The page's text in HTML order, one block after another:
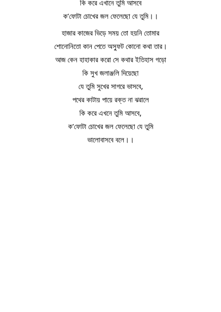
কি করে এখানে তুমি আসবে
ক’ফোটা চোখের জল ফেলেছো যে তুমি।।
হাজার কাজের ভিড়ে সময় তো হয়নি তোমার
শোনোনিতো কান পেতে অস্ফুট কোনো কথা তার।
আজ কেন হাহাকার করো সে কথার ইতিহাস গড়ো
কি সুখ জলাঞ্জলি দিয়েছো
যে তুমি সুখের সাগরে ভাসবে,
পথের কাটায় পায়ে রক্ত না ঝরালে
কি করে এখনে তুমি আসবে,
ক’ফোটা চোখের জল ফেলেছো যে তুমি
ভালোবাসবে বলে।।